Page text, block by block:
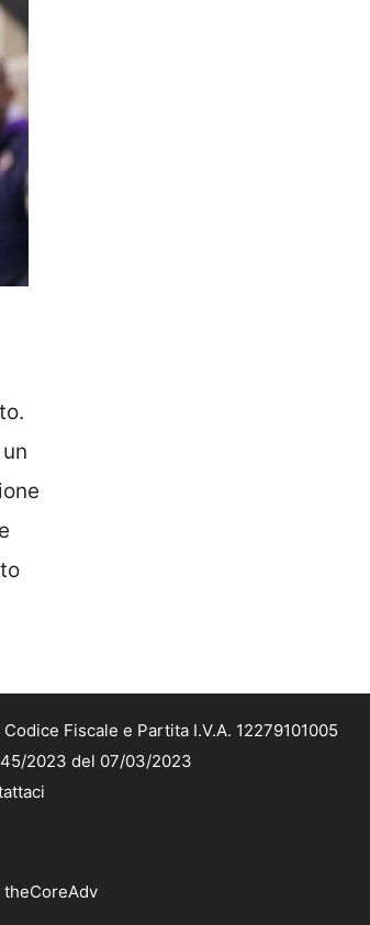
Fiscale e Partita I.V.A. 12279101005
2023 del 07/03/2023